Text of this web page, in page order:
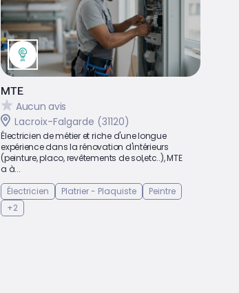
MTE
Aucun avis
Lacroix-Falgarde (31120)
Électricien de métier et riche d'une longue
expérience dans la rénovation d'intérieurs
(peinture, placo, revêtements de sol,etc..), MTE
a à...
Électricien
Platrier - Plaquiste
Peintre
+2